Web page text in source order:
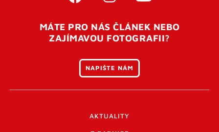
MÁTE PRO NÁS ČLÁNEK NEBO
ZAJÍMAVOU FOTOGRAFII?
NAPIŠTE NÁM
AKTUALITY